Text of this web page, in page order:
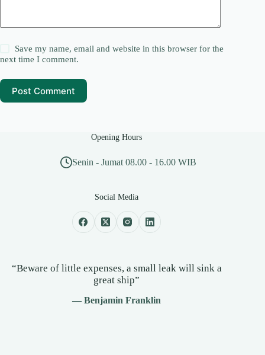
Save my name, email and website in this browser for the
next time I comment.
Post Comment
Opening Hours
Senin - Jumat 08.00 - 16.00 WIB
Social Media
“Beware of little expenses, a small leak will sink a
great ship”
— Benjamin Franklin